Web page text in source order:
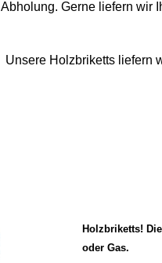
Abholung. Gerne liefern wir
Unsere Holzbriketts liefern
Holzbriketts!
oder Gas.